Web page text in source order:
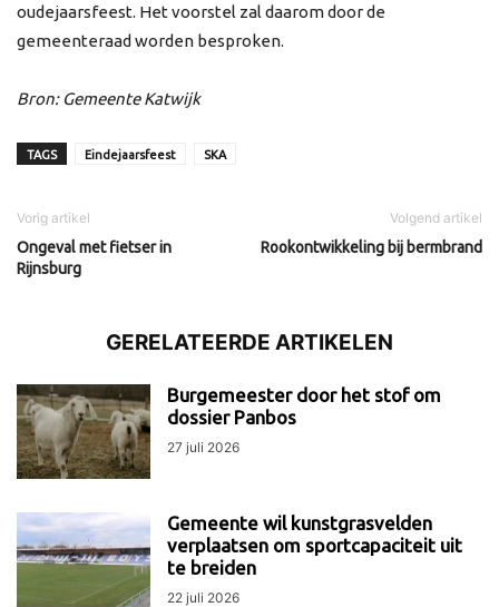
oudejaarsfeest. Het voorstel zal daarom door de
gemeenteraad worden besproken.
Bron: Gemeente Katwijk
TAGS Eindejaarsfeest SKA
Vorig artikel
Ongeval met fietser in
Rijnsburg
Volgend artikel
Rookontwikkeling bij bermbrand
GERELATEERDE ARTIKELEN
Burgemeester door het stof om
dossier Panbos
27 juli 2026
Gemeente wil kunstgrasvelden
verplaatsen om sportcapaciteit uit
te breiden
22 juli 2026